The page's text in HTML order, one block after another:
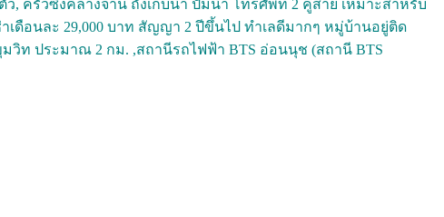
, ครัวซิงค์ล้างจาน ถังเก็บน้ำ ปั้มน้ำ โทรศัพท์ 2 คู่สาย เหมาะสำหรับ
ดือนละ 29,000 บาท สัญญา 2 ปีขึ้นไป ทำเลดีมากๆ หมู่บ้านอยู่ติด
ท ประมาณ 2 กม. ,สถานีรถไฟฟ้า BTS อ่อนนุช (สถานี BTS